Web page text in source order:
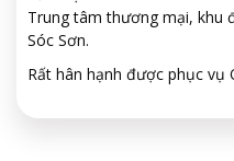
Trung tâm thương mại, khu
Sóc Sơn.
Rất hân hạnh được phục vụ